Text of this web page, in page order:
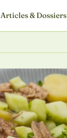
Articles & Dossiers